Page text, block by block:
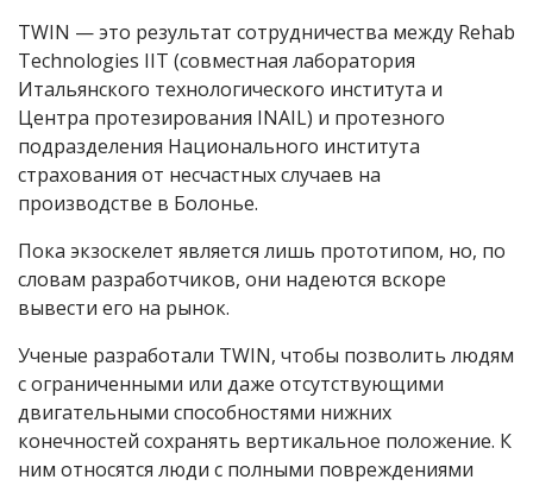
TWIN — это результат сотрудничества между Rehab
Technologies IIT (совместная лаборатория
Итальянского технологического института и
Центра протезирования INAIL) и протезного
подразделения Национального института
страхования от несчастных случаев на
производстве в Болонье.
Пока экзоскелет является лишь прототипом, но, по
словам разработчиков, они надеются вскоре
вывести его на рынок.
Ученые разработали TWIN, чтобы позволить людям
с ограниченными или даже отсутствующими
двигательными способностями нижних
конечностей сохранять вертикальное положение. К
ним относятся люди с полными повреждениями